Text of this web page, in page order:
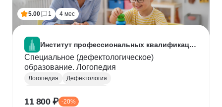
5.00 1 4 мес
Институт профессиональных квалификаций
Специальное (дефектологическое)
образование. Логопедия
Логопедия
Дефектология
Специальная психология
11 800 ₽ -20%